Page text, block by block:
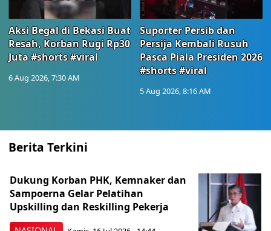
Aksi Begal di Bekasi Buat
Resah, Korban Rugi Rp30
Juta #shorts #viral
6 Aug 2026, 7:30 AM
Suporter Persib dan
Persija Kembali Rusuh
Pasca Piala Presiden 2026
#shorts #viral
5 Aug 2026, 8:16 AM
Berita Terkini
Dukung Korban PHK, Kemnaker dan
Sampoerna Gelar Pelatihan
Upskilling dan Reskilling Pekerja